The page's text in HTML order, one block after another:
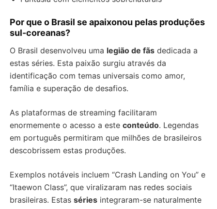
Por que o Brasil se apaixonou pelas produções
sul-coreanas?
O Brasil desenvolveu uma legião de fãs dedicada a
estas séries. Esta paixão surgiu através da
identificação com temas universais como amor,
família e superação de desafios.
As plataformas de streaming facilitaram
enormemente o acesso a este conteúdo. Legendas
em português permitiram que milhões de brasileiros
descobrissem estas produções.
Exemplos notáveis incluem “Crash Landing on You” e
“Itaewon Class”, que viralizaram nas redes sociais
brasileiras. Estas séries integraram-se naturalmente